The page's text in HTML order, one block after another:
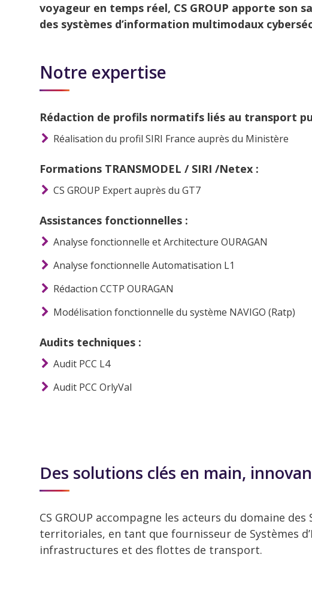
voyageur en temps réel, CS GROUP apporte son
des systèmes d’information multimodaux
Notre expertise
Rédaction de profils normatifs liés au transport
Réalisation du profil SIRI France auprès du Ministère
Formations TRANSMODEL / SIRI /Netex :
CS GROUP Expert auprès du GT7
Assistances fonctionnelles :
Analyse fonctionnelle et Architecture OURAGAN
Analyse fonctionnelle Automatisation L1
Rédaction CCTP OURAGAN
Modélisation fonctionnelle du système NAVIGO (Ratp)
Audits techniques :
Audit PCC L4
Audit PCC OrlyVal
Des solutions clés en main,
CS GROUP accompagne les acteurs du domaine
territoriales, en tant que fournisseur de Systèmes
infrastructures et des flottes de transport.